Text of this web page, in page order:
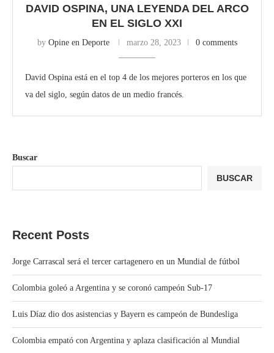
DAVID OSPINA, UNA LEYENDA DEL ARCO
EN EL SIGLO XXI
by Opine en Deporte marzo 28, 2023 0 comments
David Ospina está en el top 4 de los mejores porteros en los que
va del siglo, según datos de un medio francés.
Buscar
BUSCAR
Recent Posts
Jorge Carrascal será el tercer cartagenero en un Mundial de fútbol
Colombia goleó a Argentina y se coronó campeón Sub-17
Luis Díaz dio dos asistencias y Bayern es campeón de Bundesliga
Colombia empató con Argentina y aplaza clasificación al Mundial